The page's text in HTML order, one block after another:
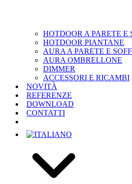
HOTDOOR A PARETE E
HOTDOOR PIANTANE
AURA A PARETE E
AURA OMBRELLONE
DIMMER
ACCESSORI E RICAMBI
NOVITÀ
REFERENZE
DOWNLOAD
CONTATTI